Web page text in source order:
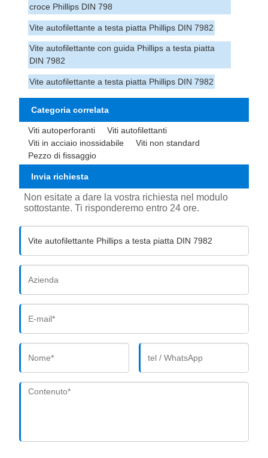
croce Phillips DIN 798
Vite autofilettante a testa piatta Phillips DIN 7982
Vite autofilettante con guida Phillips a testa piatta
DIN 7982
Vite autofilettante a testa piatta Phillips DIN 7982
Categoria correlata
Viti autoperforanti
Viti autofilettanti
Viti in acciaio inossidabile
Viti non standard
Pezzo di fissaggio
Invia richiesta
Non esitate a dare la vostra richiesta nel modulo
sottostante. Ti risponderemo entro 24 ore.